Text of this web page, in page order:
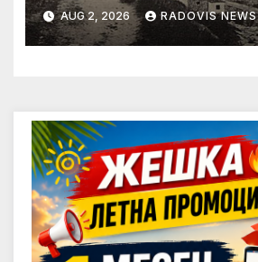
AUG 2, 2026 RADOVIS NEWS